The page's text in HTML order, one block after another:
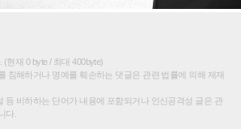
현재 0 byte / 최대 400byte)
침해하거나 명예를 훼손하는 댓글은 관련 법률에 의해 제재
등 비하하는 단어가 내용에 포함되거나 인신공격성 글은 관
다.